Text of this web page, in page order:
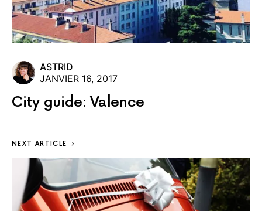
ASTRID
JANVIER 16, 2017
City guide: Valence
NEXT ARTICLE